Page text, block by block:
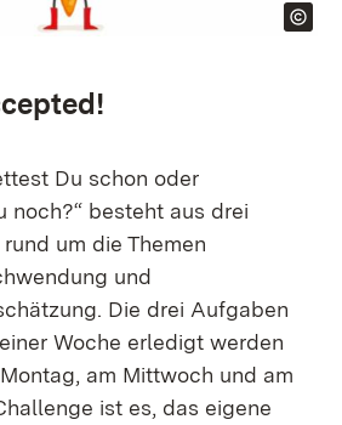
Du schon oder
noch?“ besteht aus drei
um die Themen
und
Die drei Aufgaben
Woche erledigt werden
am Mittwoch und am
ist es, das eigene